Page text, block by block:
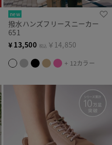
new
撥水ハンズフリースニーカー
651
¥ 13,500 税込 ￥14,850
+ 12カラー